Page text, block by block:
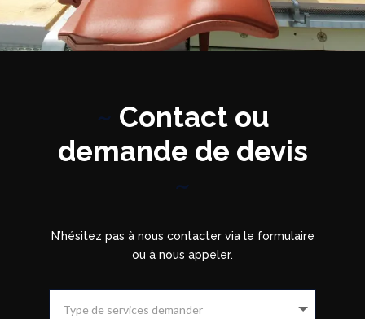
~ Contact ou
demande de devis
~
N’hésitez pas à nous contacter via le formulaire
ou à nous appeler.